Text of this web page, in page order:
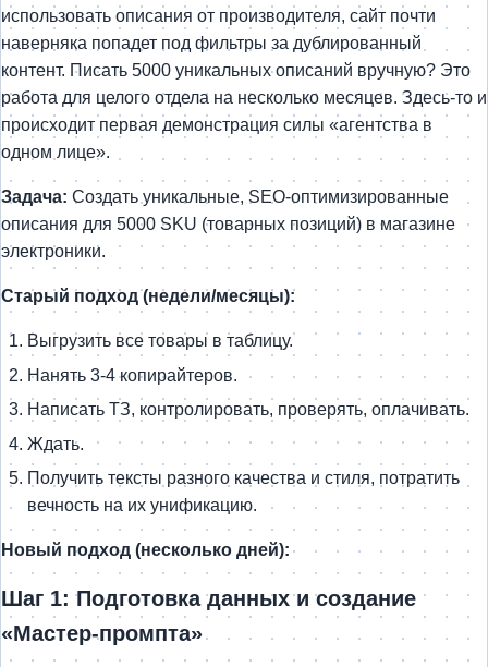
использовать описания от производителя, сайт почти
наверняка попадет под фильтры за дублированный
контент. Писать 5000 уникальных описаний вручную? Это
работа для целого отдела на несколько месяцев. Здесь-то и
происходит первая демонстрация силы «агентства в
одном лице».
Задача: Создать уникальные, SEO-оптимизированные
описания для 5000 SKU (товарных позиций) в магазине
электроники.
Старый подход (недели/месяцы):
Выгрузить все товары в таблицу.
Нанять 3-4 копирайтеров.
Написать ТЗ, контролировать, проверять, оплачивать.
Ждать.
Получить тексты разного качества и стиля, потратить
вечность на их унификацию.
Новый подход (несколько дней):
Шаг 1: Подготовка данных и создание
«Мастер-промпта»